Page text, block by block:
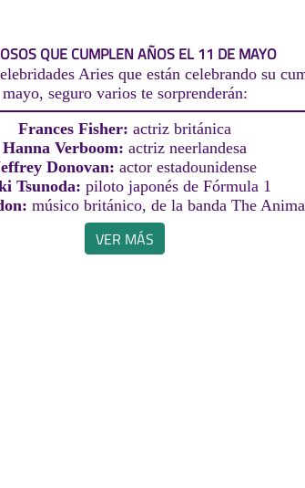
QUE CUMPLEN AÑOS EL 11 DE MAYO
Aries que están celebrando su
mayo, seguro varios te sorprenderán:
Frances Fisher: actriz británica
Hanna Verboom: actriz neerlandesa
Donovan: actor estadounidense
Tsunoda: piloto japonés de Fórmula 1
músico británico, de la banda The
VER MÁS